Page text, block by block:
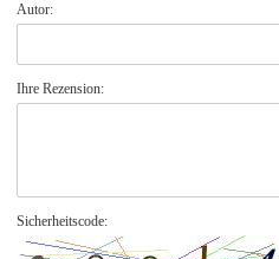
Autor:
Ihre Rezension:
Sicherheitscode: